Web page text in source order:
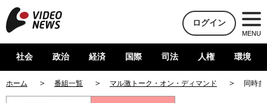
ログイン
MENU
社会 政治 経済 国際 司法 人権 環境
ホーム 番組一覧 マル激トーク・オン・ディマンド 同時